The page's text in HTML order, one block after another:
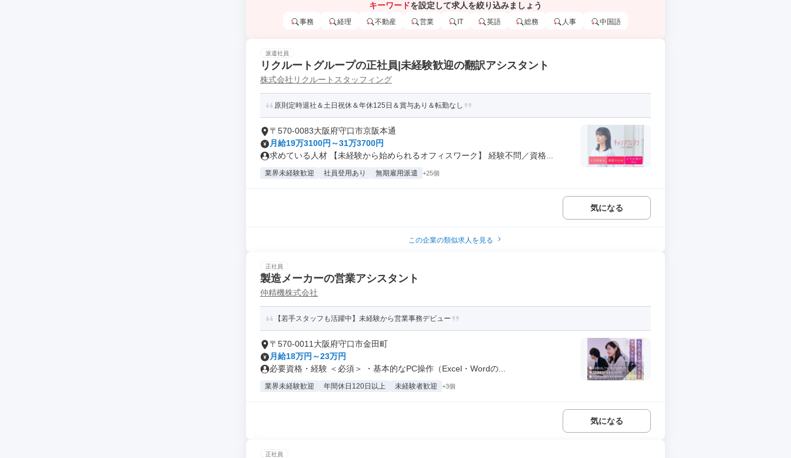
キーワードを設定して求人を絞り込みましょう
事務 経理 不動産 営業 IT 英語 総務 人事 中国語
派遣社員
リクルートグループの正社員|未経験歓迎の翻訳アシスタント
株式会社リクルートスタッフィング
原則定時退社＆土日祝休＆年休125日＆賞与あり＆転勤なし
〒570-0083大阪府守口市京阪本通
月給19万3100円～31万3700円
求めている人材 【未経験から始められるオフィスワーク】 経験不問／資格...
業界未経験歓迎 社員登用あり 無期雇用派遣 +25個
気になる
この企業の類似求人を見る
正社員
製造メーカーの営業アシスタント
仲精機株式会社
【若手スタッフも活躍中】未経験から営業事務デビュー
〒570-0011大阪府守口市金田町
月給18万円～23万円
必要資格・経験 ＜必須＞ ・基本的なPC操作（Excel・Wordの...
業界未経験歓迎 年間休日120日以上 未経験者歓迎 +3個
気になる
正社員